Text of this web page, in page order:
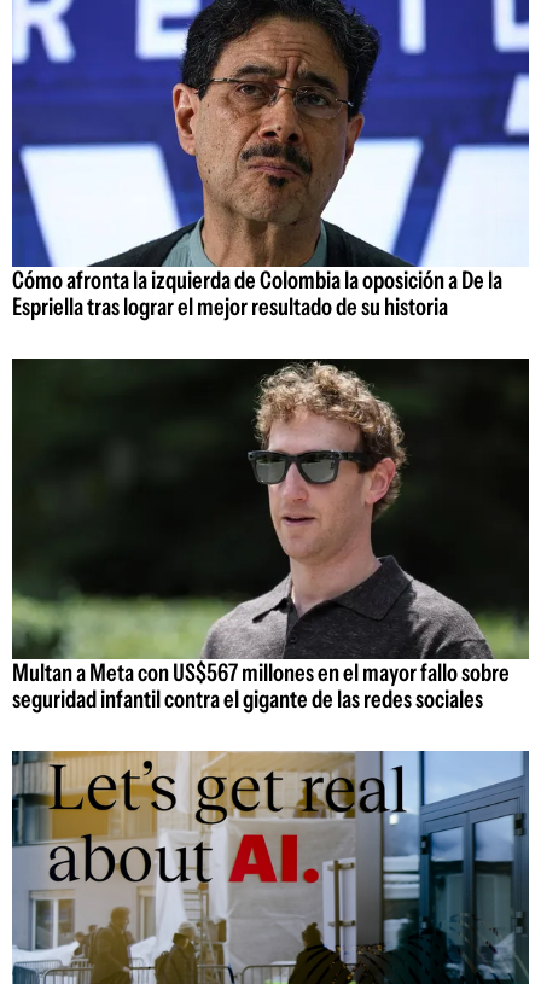
Cómo afronta la izquierda de Colombia la oposición a De la
Espriella tras lograr el mejor resultado de su historia
Multan a Meta con US$567 millones en el mayor fallo sobre
seguridad infantil contra el gigante de las redes sociales